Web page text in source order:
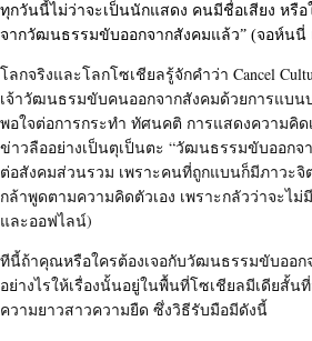
ทุกวันนี้ไม่ว่าจะเป็นนักแสดง คนมีชื่อเสียง หรื
จากวัฒนธรรมขับออกจากสังคมแล้ว” (จอห์นนี่
โลกจริงและโลกโซเชียลรู้จักคำว่า Cancel
เจ้าวัฒนธรมขับคนออกจากสังคมด้วยการแบน
พอใจต่อการกระทำ ทัศนคติ การแสดงความคิ
ข่าวลืออย่างเป็นตุเป็นตะ “วัฒนธรรมขับออกจ
ต่อสังคมส่วนรวม เพราะคนที่ถูกแบนก็มีภาวะ
กล้าพูดตามความคิดตัวเอง เพราะกลัวว่าจะไ
และออฟไลน์)
ทีนี้ถ้าคุณหรือใครต้องเจอกับวัฒนธรรมขับออก
อย่างไรให้เรื่องนั้นอยู่ในพื้นที่โซเชียลมีเดียสั้นที่
ความยาวสาวความยืด ซึ่งวิธีรับมือมีดังนี้